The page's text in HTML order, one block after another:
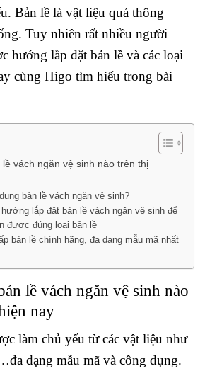
Bản lề là vật liệu quá thông
Tuy nhiên rất nhiều người
hướng lắp đặt bản lề và các loại
cùng Higo tìm hiểu trong bài
vách ngăn vệ sinh nào trên thị
bản lề vách ngăn vệ sinh?
lắp đặt bản lề vách ngăn vệ sinh để
được đúng loại bản lề
bản lề chính hãng, đa dạng mẫu mã nhất
lề vách ngăn vệ sinh nào
nay
làm chủ yếu từ các vật liệu như
dạng mẫu mã và công dụng.